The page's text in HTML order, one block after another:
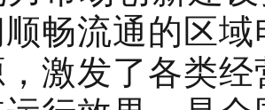
畅流通的区
激发了各类